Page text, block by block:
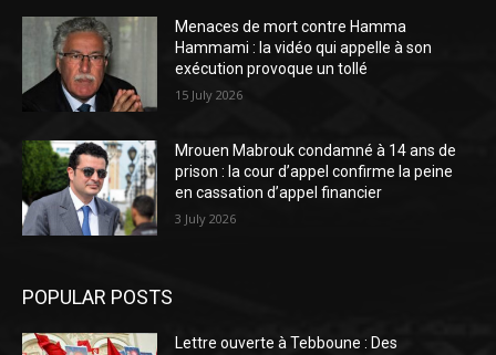
Menaces de mort contre Hamma
Hammami : la vidéo qui appelle à son
exécution provoque un tollé
15 July 2026
Mrouen Mabrouk condamné à 14 ans de
prison : la cour d’appel confirme la peine
en cassation d’appel financier
3 July 2026
POPULAR POSTS
Lettre ouverte à Tebboune : Des